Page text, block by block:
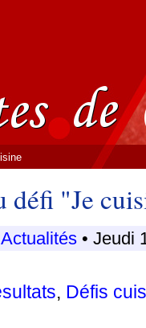
défi "Je
Actualités • Jeudi
, Défis